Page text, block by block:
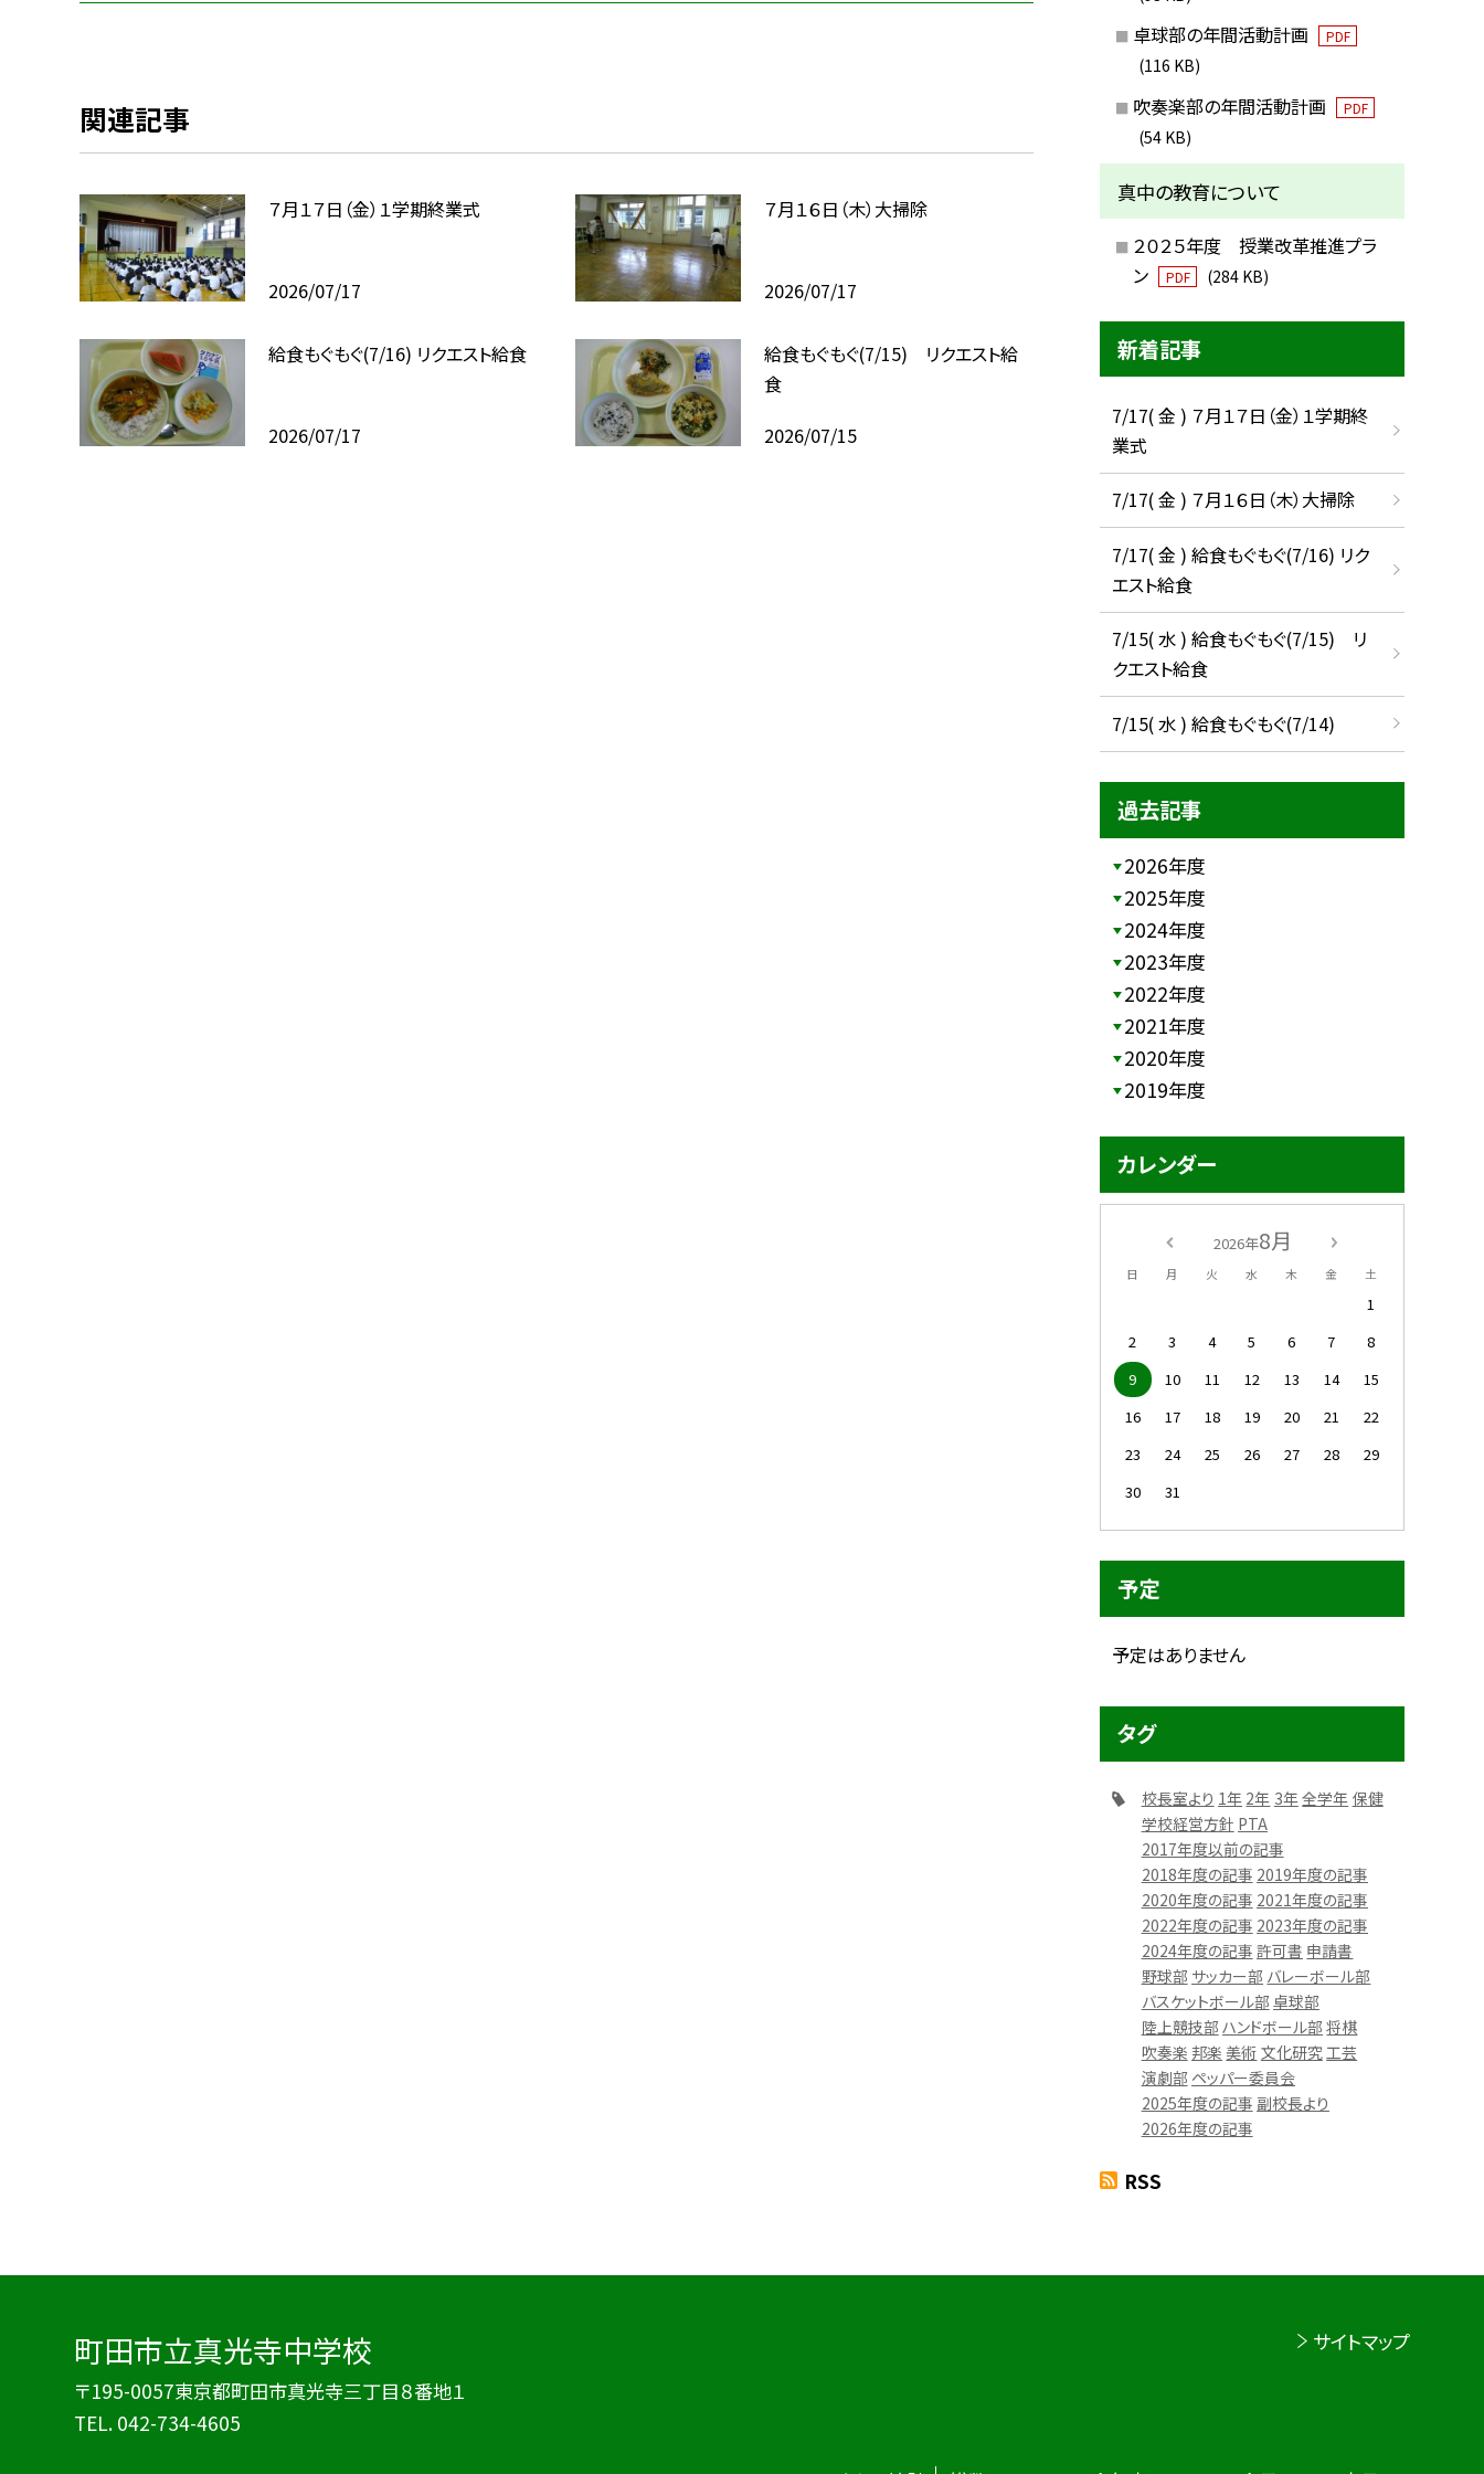
関連記事
７月１７日（金）１学期終業式
2026/07/17
７月１６日（木）大掃除
2026/07/17
給食もぐもぐ(7/16) リクエスト給食
2026/07/17
給食もぐもぐ(7/15) リクエスト給
食
2026/07/15
卓球部の年間活動計画 PDF
(116 KB)
吹奏楽部の年間活動計画 PDF
(54 KB)
真中の教育について
２０２５年度 授業改革推進プラ
ン
PDF (284 KB)
新着記事
7/17( 金 ) ７月１７日（金）１学期終
業式
7/17( 金 ) ７月１６日（木）大掃除
7/17( 金 ) 給食もぐもぐ(7/16) リク
エスト給食
7/15( 水 ) 給食もぐもぐ(7/15) リ
クエスト給食
7/15( 水 ) 給食もぐもぐ(7/14)
過去記事
2026年度
2025年度
2024年度
2023年度
2022年度
2021年度
2020年度
2019年度
カレンダー
2026年8月
日 月 火 水 木 金 土
1
2
3 4 5 6 7
8
9
10 11 12 13 14
15
16
17 18 19 20 21
22
23
24 25 26 27 28
29
30
31
予定
予定はありません
タグ
校長室より 1年 2年 3年全学年 保健
学校経営方針 PTA
2017年度以前の記事
2018年度の記事 2019年度の記事
2020年度の記事 2021年度の記事
2022年度の記事 2023年度の記事
2024年度の記事 許可書 申請書
野球部 サッカー部 バレーボール部
バスケットボール部 卓球部
陸上競技部 ハンドボール部 将棋
吹奏楽 邦楽 美術 文化研究 工芸
演劇部 ペッパー委員会
2025年度の記事 副校長より
2026年度の記事
RSS
町田市立真光寺中学校
〒195-0057東京都町田市真光寺三丁目８番地１
TEL. 042-734-4605
サイトマップ